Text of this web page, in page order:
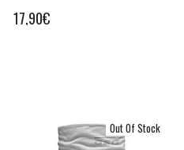
17,90€
Out Of Stock